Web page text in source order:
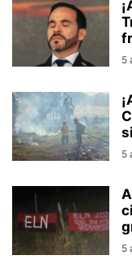
5
5
5